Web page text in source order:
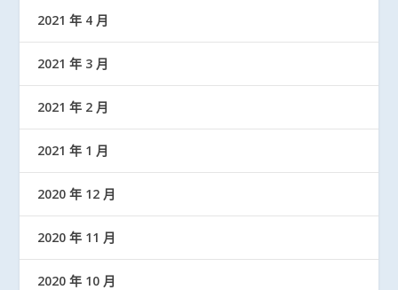
2021 年 4 月
2021 年 3 月
2021 年 2 月
2021 年 1 月
2020 年 12 月
2020 年 11 月
2020 年 10 月